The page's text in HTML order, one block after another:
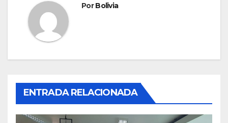
PorBolivia
ENTRADA RELACIONADA